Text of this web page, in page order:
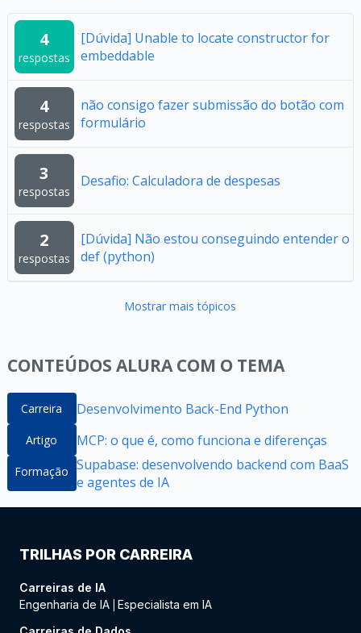
4
respostas
[Dúvida] Unable to locate constructor for
embeddable
4
respostas
não consigo fazer submissão do botão com
formulário
3
respostas
Desafio: Calculadora de despesas
2
respostas
[Dúvida] Não estou conseguindo entender o
def (python)
Mostrar mais tópicos
CONTEÚDOS ALURA COM O TEMA
Carreira Desenvolvimento Back-End Python
Artigo MCP: o que é, como funciona e diferenças
Formação Supabase: desenvolvendo backend com BaaS
e agentes de IA
TRILHAS POR CARREIRA
Carreiras de IA
Engenharia de IA Especialista em IA